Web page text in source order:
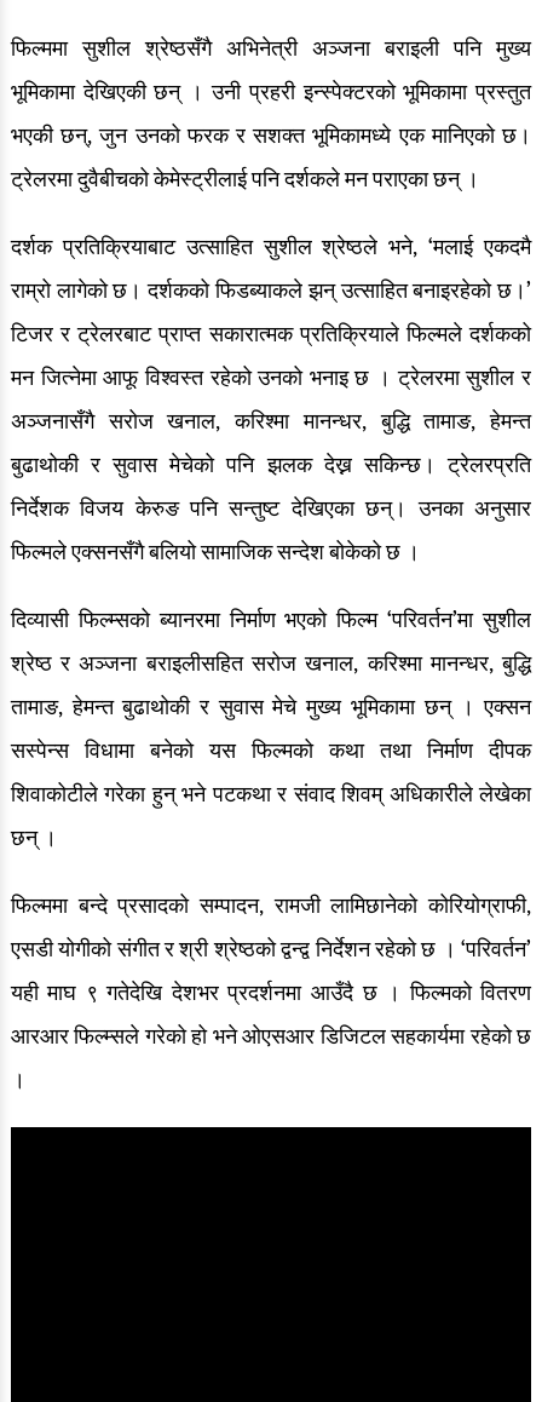
फिल्ममा सुशील श्रेष्ठसँगै अभिनेत्री अञ्जना बराइली पनि मुख्य
भूमिकामा देखिएकी छन् । उनी प्रहरी इन्स्पेक्टरको भूमिकामा प्रस्तुत
भएकी छन्, जुन उनको फरक र सशक्त भूमिकामध्ये एक मानिएको छ।
ट्रेलरमा दुवैबीचको केमेस्ट्रीलाई पनि दर्शकले मन पराएका छन् ।
दर्शक प्रतिक्रियाबाट उत्साहित सुशील श्रेष्ठले भने, ‘मलाई एकदमै
राम्रो लागेको छ। दर्शकको फिडब्याकले झन् उत्साहित बनाइरहेको छ।’
टिजर र ट्रेलरबाट प्राप्त सकारात्मक प्रतिक्रियाले फिल्मले दर्शकको
मन जित्नेमा आफू विश्वस्त रहेको उनको भनाइ छ । ट्रेलरमा सुशील र
अञ्जनासँगै सरोज खनाल, करिश्मा मानन्धर, बुद्धि तामाङ, हेमन्त
बुढाथोकी र सुवास मेचेको पनि झलक देख्न सकिन्छ। ट्रेलरप्रति
निर्देशक विजय केरुङ पनि सन्तुष्ट देखिएका छन्। उनका अनुसार
फिल्मले एक्सनसँगै बलियो सामाजिक सन्देश बोकेको छ ।
दिव्यासी फिल्म्सको ब्यानरमा निर्माण भएको फिल्म ‘परिवर्तन’मा सुशील
श्रेष्ठ र अञ्जना बराइलीसहित सरोज खनाल, करिश्मा मानन्धर, बुद्धि
तामाङ, हेमन्त बुढाथोकी र सुवास मेचे मुख्य भूमिकामा छन् । एक्सन
सस्पेन्स विधामा बनेको यस फिल्मको कथा तथा निर्माण दीपक
शिवाकोटीले गरेका हुन् भने पटकथा र संवाद शिवम् अधिकारीले लेखेका
छन् ।
फिल्ममा बन्दे प्रसादको सम्पादन, रामजी लामिछानेको कोरियोग्राफी,
एसडी योगीको संगीत र श्री श्रेष्ठको द्वन्द्व निर्देशन रहेको छ । ‘परिवर्तन’
यही माघ ९ गतेदेखि देशभर प्रदर्शनमा आउँदै छ । फिल्मको वितरण
आरआर फिल्म्सले गरेको हो भने ओएसआर डिजिटल सहकार्यमा रहेको छ
।